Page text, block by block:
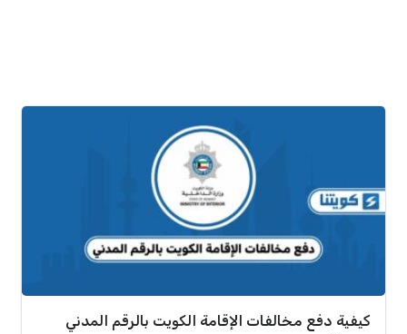
كيفية دفع مخالفات الإقامة الكويت بالرقم المدني